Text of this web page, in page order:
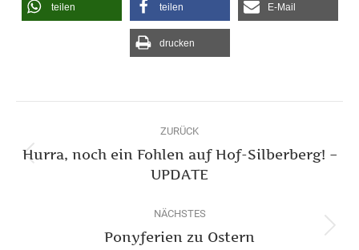
teilen teilen E-Mail
drucken
ZURÜCK
Vorheriger
Beitrag:
Hurra, noch ein Fohlen auf Hof-Silberberg! –
UPDATE
NÄCHSTES
Nächster
Ponyferien zu Ostern